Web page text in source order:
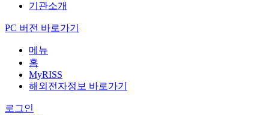
기관소개
PC 버전 바로가기
메뉴
홈
MyRISS
해외전자정보 바로가기
로그인